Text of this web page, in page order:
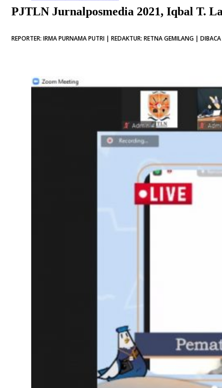
PJTLN Jurnalposmedia 2021, Iqbal T.
REPORTER: IRMA PURNAMA PUTRI | REDAKTUR: RETNA GEMILANG |